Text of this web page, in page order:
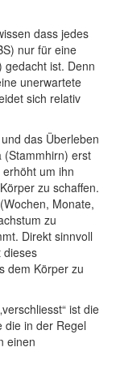
dass jedes
nur für eine
gedacht ist. Denn
unerwartete
sich relativ
das Überleben
(Stammhirn) erst
um ihn
zu schaffen.
Monate,
zu
Direkt sinnvoll
dieses
dem Körper zu
ist die
die in der Regel
einen